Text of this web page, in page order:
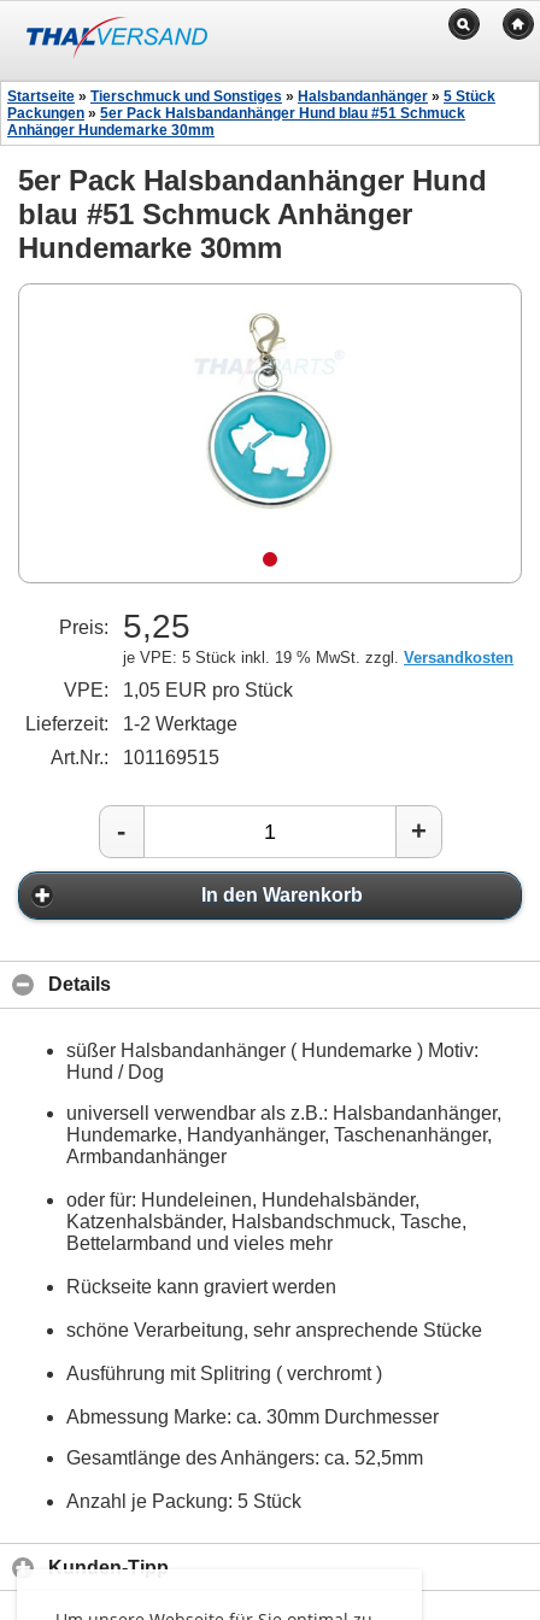
Startseite » Tierschmuck und Sonstiges » Halsbandanhänger » 5 Stück
Packungen » 5er Pack Halsbandanhänger Hund blau #51 Schmuck
Anhänger Hundemarke 30mm
5er Pack Halsbandanhänger Hund
blau #51 Schmuck Anhänger
Hundemarke 30mm
Preis: 5,25
je VPE: 5 Stück inkl. 19 % MwSt. zzgl. Versandkosten
VPE:
1,05 EUR pro Stück
Lieferzeit:
1-2 Werktage
Art.Nr.:
101169515
- +
In den Warenkorb
Details
süßer Halsbandanhänger ( Hundemarke ) Motiv:
Hund / Dog
universell verwendbar als z.B.: Halsbandanhänger,
Hundemarke, Handyanhänger, Taschenanhänger,
Armbandanhänger
oder für: Hundeleinen, Hundehalsbänder,
Katzenhalsbänder, Halsbandschmuck, Tasche,
Bettelarmband und vieles mehr
Rückseite kann graviert werden
schöne Verarbeitung, sehr ansprechende Stücke
Ausführung mit Splitring ( verchromt )
Abmessung Marke: ca. 30mm Durchmesser
Gesamtlänge des Anhängers: ca. 52,5mm
Anzahl je Packung: 5 Stück
Kunden-Tipp